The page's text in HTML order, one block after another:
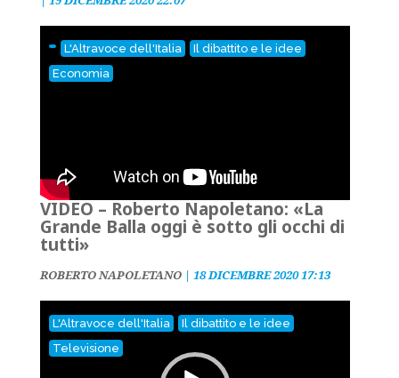
L'Altravoce dell'Italia
Il dibattito e le idee
Economia
VIDEO – Roberto Napoletano: «La
Grande Balla oggi è sotto gli occhi di
tutti»
ROBERTO NAPOLETANO| 18 DICEMBRE 2020 17:13
Video
Player
L'Altravoce dell'Italia
Il dibattito e le idee
Televisione